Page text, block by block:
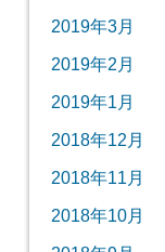
2019年3月
2019年2月
2019年1月
2018年12月
2018年11月
2018年10月